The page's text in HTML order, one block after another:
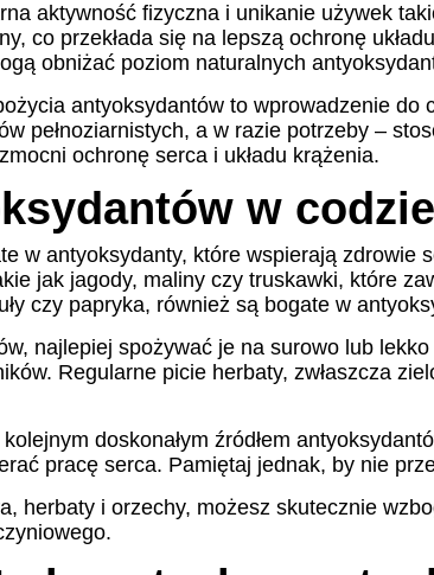
aktywność fizyczna i unikanie używek
co przekłada się na lepszą ochronę
obniżać poziom naturalnych
antyoksydantów to wprowadzenie
pełnoziarnistych, a w razie potrzeby –
ochronę serca i układu krążenia.
w
w antyoksydanty, które wspierają
jak jagody, maliny czy truskawki, które
czy papryka, również są bogate w
najlepiej spożywać je na surowo lub
Regularne picie herbaty, zwłaszcza
doskonałym źródłem
pracę serca. Pamiętaj jednak, by nie
herbaty i orzechy, możesz skutecznie